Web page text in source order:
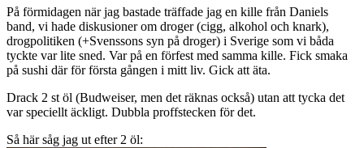
På förmidagen när jag bastade träffade jag en kille från Daniels
band, vi hade diskusioner om droger (cigg, alkohol och knark),
drogpolitiken (+Svenssons syn på droger) i Sverige som vi båda
tyckte var lite sned. Var på en förfest med samma kille. Fick smaka
på sushi där för första gången i mitt liv. Gick att äta.
Drack 2 st öl (Budweiser, men det räknas också) utan att tycka det
var speciellt äckligt. Dubbla proffstecken för det.
Så här såg jag ut efter 2 öl: